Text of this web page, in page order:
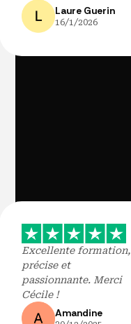
Laure Guerin
16/1/2026
Excellente formation,
précise et
passionnante. Merci
Cécile !
Amandine